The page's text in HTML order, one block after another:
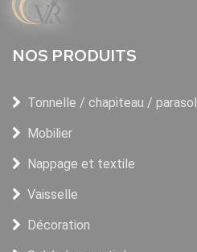
NOS PRODUITS
Tonnelle / chapiteau / parasol
Mobilier
Nappage et textile
Vaisselle
Décoration